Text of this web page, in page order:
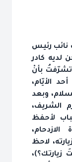
رئيس
كادر
تشرّفتُ بأنْ
الأيّام،
وبعد
الشريف،
لأحفظ
لاحظ